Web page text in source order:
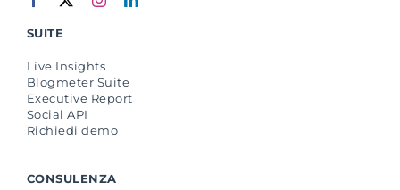
SUITE
Live Insights
Blogmeter Suite
Executive Report
Social API
Richiedi demo
CONSULENZA